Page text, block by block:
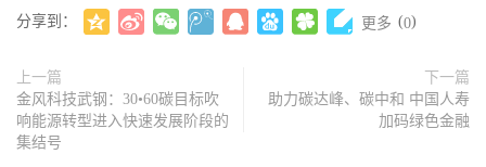
分享到： 更多 (0)
上一篇
金风科技武钢：30•60碳目标吹
响能源转型进入快速发展阶段的
集结号
下一篇
助力碳达峰、碳中和 中国人寿
加码绿色金融